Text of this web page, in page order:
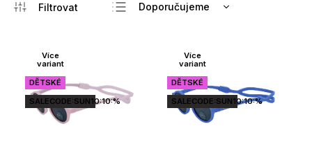
Doporučujeme
Nejdražší
Abecedně
Více
variant
DĚTSKÉ
SALECODE:SUN10:10:%
Více
variant
DĚTSKÉ
SALECODE:SUN10:10:%